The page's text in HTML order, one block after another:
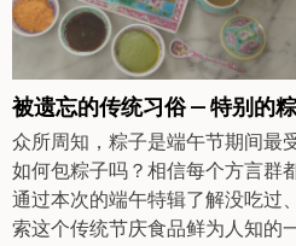
被遗忘的传统习俗 — 特别的
众所周知，粽子是端午节期间最
如何包粽子吗？相信每个方言群
通过本次的端午特辑了解没吃过
索这个传统节庆食品鲜为人知的